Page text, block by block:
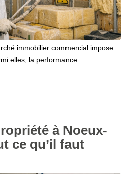
immobilier commercial impose
elles, la performance...
à Noeux-
ce qu’il faut